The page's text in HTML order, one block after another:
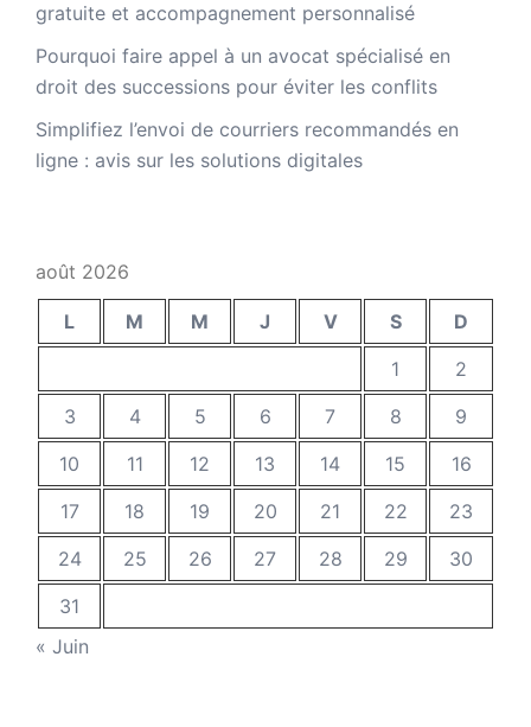
gratuite et accompagnement personnalisé
Pourquoi faire appel à un avocat spécialisé en
droit des successions pour éviter les conflits
Simplifiez l’envoi de courriers recommandés en
ligne : avis sur les solutions digitales
août 2026
L M M J V S
D
1
2
3
4 5 6 7 8
9
10
11 12 13 14 15
16
17
18 19 20 21 22
23
24
25 26 27 28 29
30
31
« Juin